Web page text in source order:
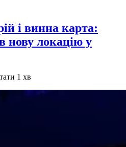
і винна карта:
нову локацію у
1 хв